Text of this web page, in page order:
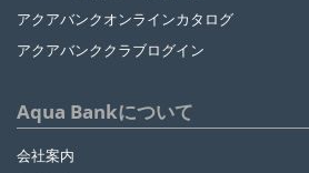
アクアバンクオンラインカタログ
アクアバンククラブログイン
Aqua Bankについて
会社案内